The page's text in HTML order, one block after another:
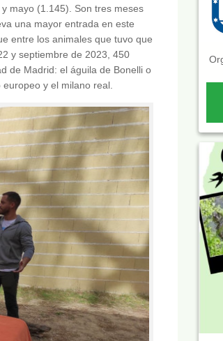
mayo (1.145). Son tres meses
una mayor entrada en este
entre los animales que tuvo que
y septiembre de 2023, 450
de Madrid: el águila de Bonelli o
y el milano real.